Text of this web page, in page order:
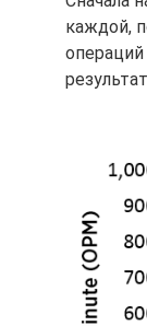
каждой,
операций